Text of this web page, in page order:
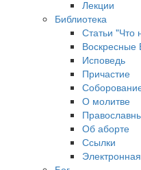
Лекции
Библиотека
Статьи "Что
Воскресные
Исповедь
Причастие
О молитве
Об аборте
Ссылки